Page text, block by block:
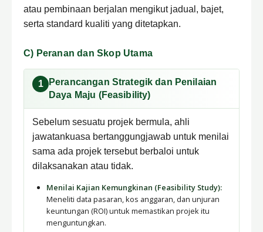
atau pembinaan berjalan mengikut jadual, bajet,
serta standard kualiti yang ditetapkan.
C) Peranan dan Skop Utama
1
Perancangan Strategik dan Penilaian
Daya Maju (Feasibility)
Sebelum sesuatu projek bermula, ahli
jawatankuasa bertanggungjawab untuk menilai
sama ada projek tersebut berbaloi untuk
dilaksanakan atau tidak.
Menilai Kajian Kemungkinan (Feasibility Study):
Meneliti data pasaran, kos anggaran, dan unjuran
keuntungan (ROI) untuk memastikan projek itu
menguntungkan.